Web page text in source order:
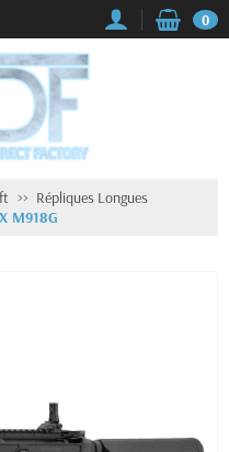
0
Répliques Longues
M918G